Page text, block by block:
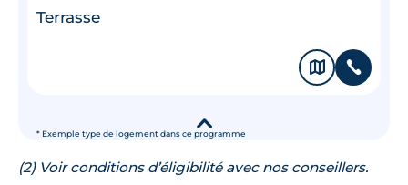
* Exemple type de logement dans ce programme
Terrasse
🗞 📞
▾
(2) Voir conditions d’éligibilité avec nos conseillers.